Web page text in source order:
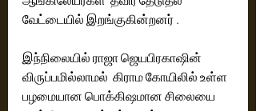
வேட்டையில் இறங்குகின்றனர் .
இந்நிலையில் ராஜா ஜெயபிரகாஷின்
விருப்பமில்லாமல்  கிராம கோயிலில் உள்ள
பழமையான பொக்கிஷமான சிலையை